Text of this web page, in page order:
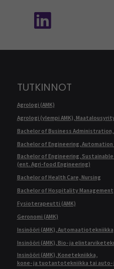
TUTKINNOT
Agrologi (AMK)
Agrologi (ylempi AMK),
Bachelor of Business
Bachelor of Engineering, Automation
Bachelor of Engineering,
(ent. Agri-food Engineering)
Bachelor of Health Care, Nursing
Bachelor of Hospitality Management
Fysioterapeutti (AMK)
Geronomi (AMK)
Insinööri (AMK), Automaatiotekniikka
Insinööri (AMK), Bio- ja
Insinööri (AMK), Konetekniikka,
kone- ja tuotantotekniikka tai